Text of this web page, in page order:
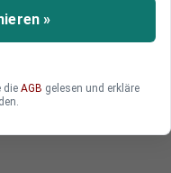
Medien
in der Türkei
»
die AGB gelesen und erkläre